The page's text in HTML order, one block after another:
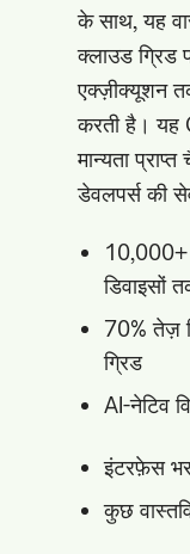
के साथ, यह
क्लाउड ग्रिड
एक्ज़ीक्यूशन
करती है। यह
मान्यता
डेवलपर्स की
10,000+
डिवाइसों
70% तेज़
ग्रिड
AI-नेटिव
इंटरफ़ेस
कुछ